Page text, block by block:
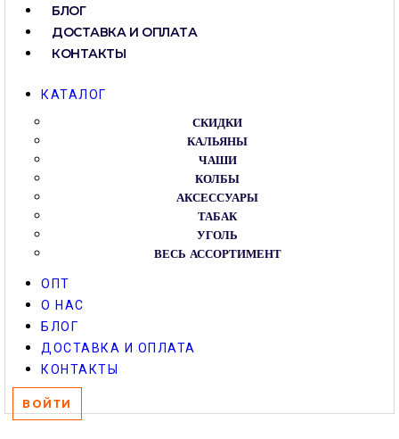
БЛОГ
ДОСТАВКА И ОПЛАТА
КОНТАКТЫ
КАТАЛОГ
СКИДКИ
КАЛЬЯНЫ
ЧАШИ
КОЛБЫ
АКСЕССУАРЫ
ТАБАК
УГОЛЬ
ВЕСЬ АССОРТИМЕНТ
ОПТ
О НАС
БЛОГ
ДОСТАВКА И ОПЛАТА
КОНТАКТЫ
ВОЙТИ